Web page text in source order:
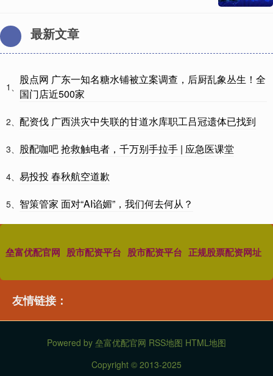
最新文章
1、
股点网 广东一知名糖水铺被立案调查，后厨乱象丛生！全
国门店近500家
2、 配资伐 广西洪灾中失联的甘道水库职工吕冠遗体已找到
3、 股配咖吧 抢救触电者，千万别手拉手 | 应急医课堂
4、 易投投 春秋航空道歉
5、 智策管家 面对“AI谄媚”，我们何去何从？
垒富优配官网 股市配资平台 股市配资平台 正规股票配资网址
友情链接：
Powered by 垒富优配官网 RSS地图 HTML地图
Copyright © 2013-2025